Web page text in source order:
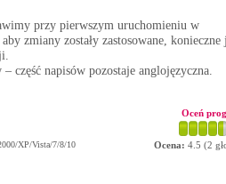
przy pierwszym uruchomieniu w
zmiany zostały zastosowane, konieczne
część napisów pozostaje anglojęzyczna.
XP/Vista/7/8/10
Oceń
Ocena: 4.5 (2